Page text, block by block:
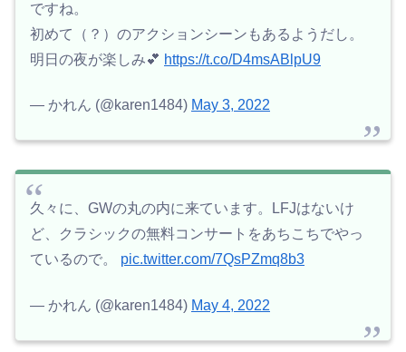
ですね。
初めて（？）のアクションシーンもあるようだし。
明日の夜が楽しみ💕 https://t.co/D4msABlpU9
— かれん (@karen1484) May 3, 2022
久々に、GWの丸の内に来ています。LFJはないけ
ど、クラシックの無料コンサートをあちこちでやっ
ているので。 pic.twitter.com/7QsPZmq8b3
— かれん (@karen1484) May 4, 2022